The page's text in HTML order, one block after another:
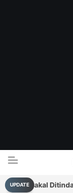
Timelines.id
Media
UPDATE
Bakal Ditindak